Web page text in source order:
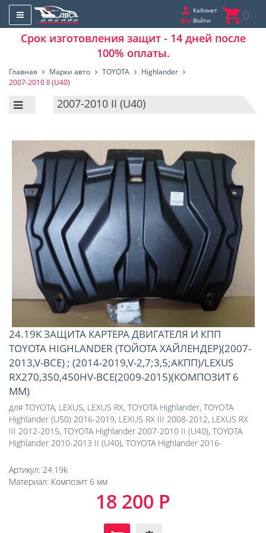
Кабинет
Войти
0
Срок изготовления защит - 14 дней после
100% оплаты.
Главная Марки авто TOYOTA
Highlander
2007-2010 II (U40)
2007-2010 II (U40)
24.19K ЗАЩИТА КАРТЕРА ДВИГАТЕЛЯ И КПП
TOYOTA HIGHLANDER (ТОЙОТА ХАЙЛЕНДЕР)(2007-
2013,V-ВСЕ) ; (2014-2019,V-2,7;3,5;АКПП)/LEXUS
RX270,350,450HV-ВСЕ(2009-2015)(КОМПОЗИТ 6
ММ)
для TOYOTA, LEXUS, LEXUS RX, TOYOTA Highlander, TOYOTA
Highlander (U50) 2016-2019, LEXUS RX III 2008-2012, LEXUS RX
III 2012-2015, TOYOTA Highlander 2007-2010 II (U40), TOYOTA
Highlander 2010-2013 II (U40), TOYOTA Highlander 2016-
Артикул: 24.19k
Материал: Композит 6 мм
18 200 Р